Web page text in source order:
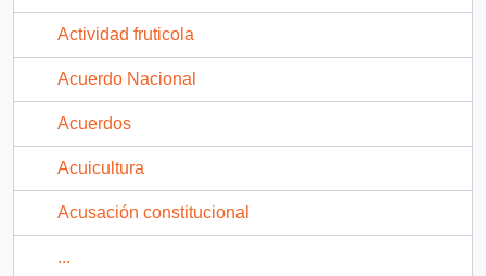
Actividad fruticola
Acuerdo Nacional
Acuerdos
Acuicultura
Acusación constitucional
...